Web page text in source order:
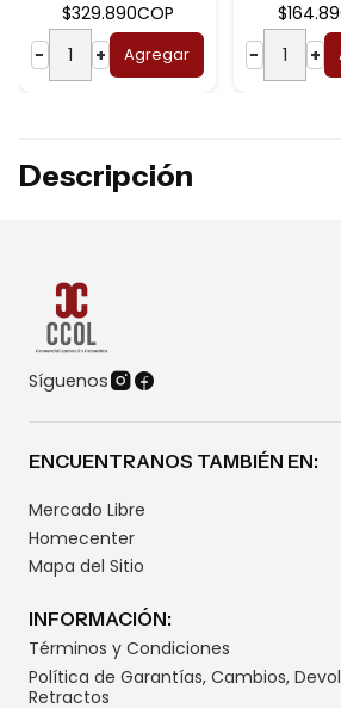
$329.890COP
−
+ Agregar
−
+
Descripción
Síguenos
ENCUENTRANOS TAMBIÉN EN:
Mercado Libre
Homecenter
Mapa del Sitio
INFORMACIÓN:
Términos y Condiciones
Política de Garantías, Cambios,
Retractos